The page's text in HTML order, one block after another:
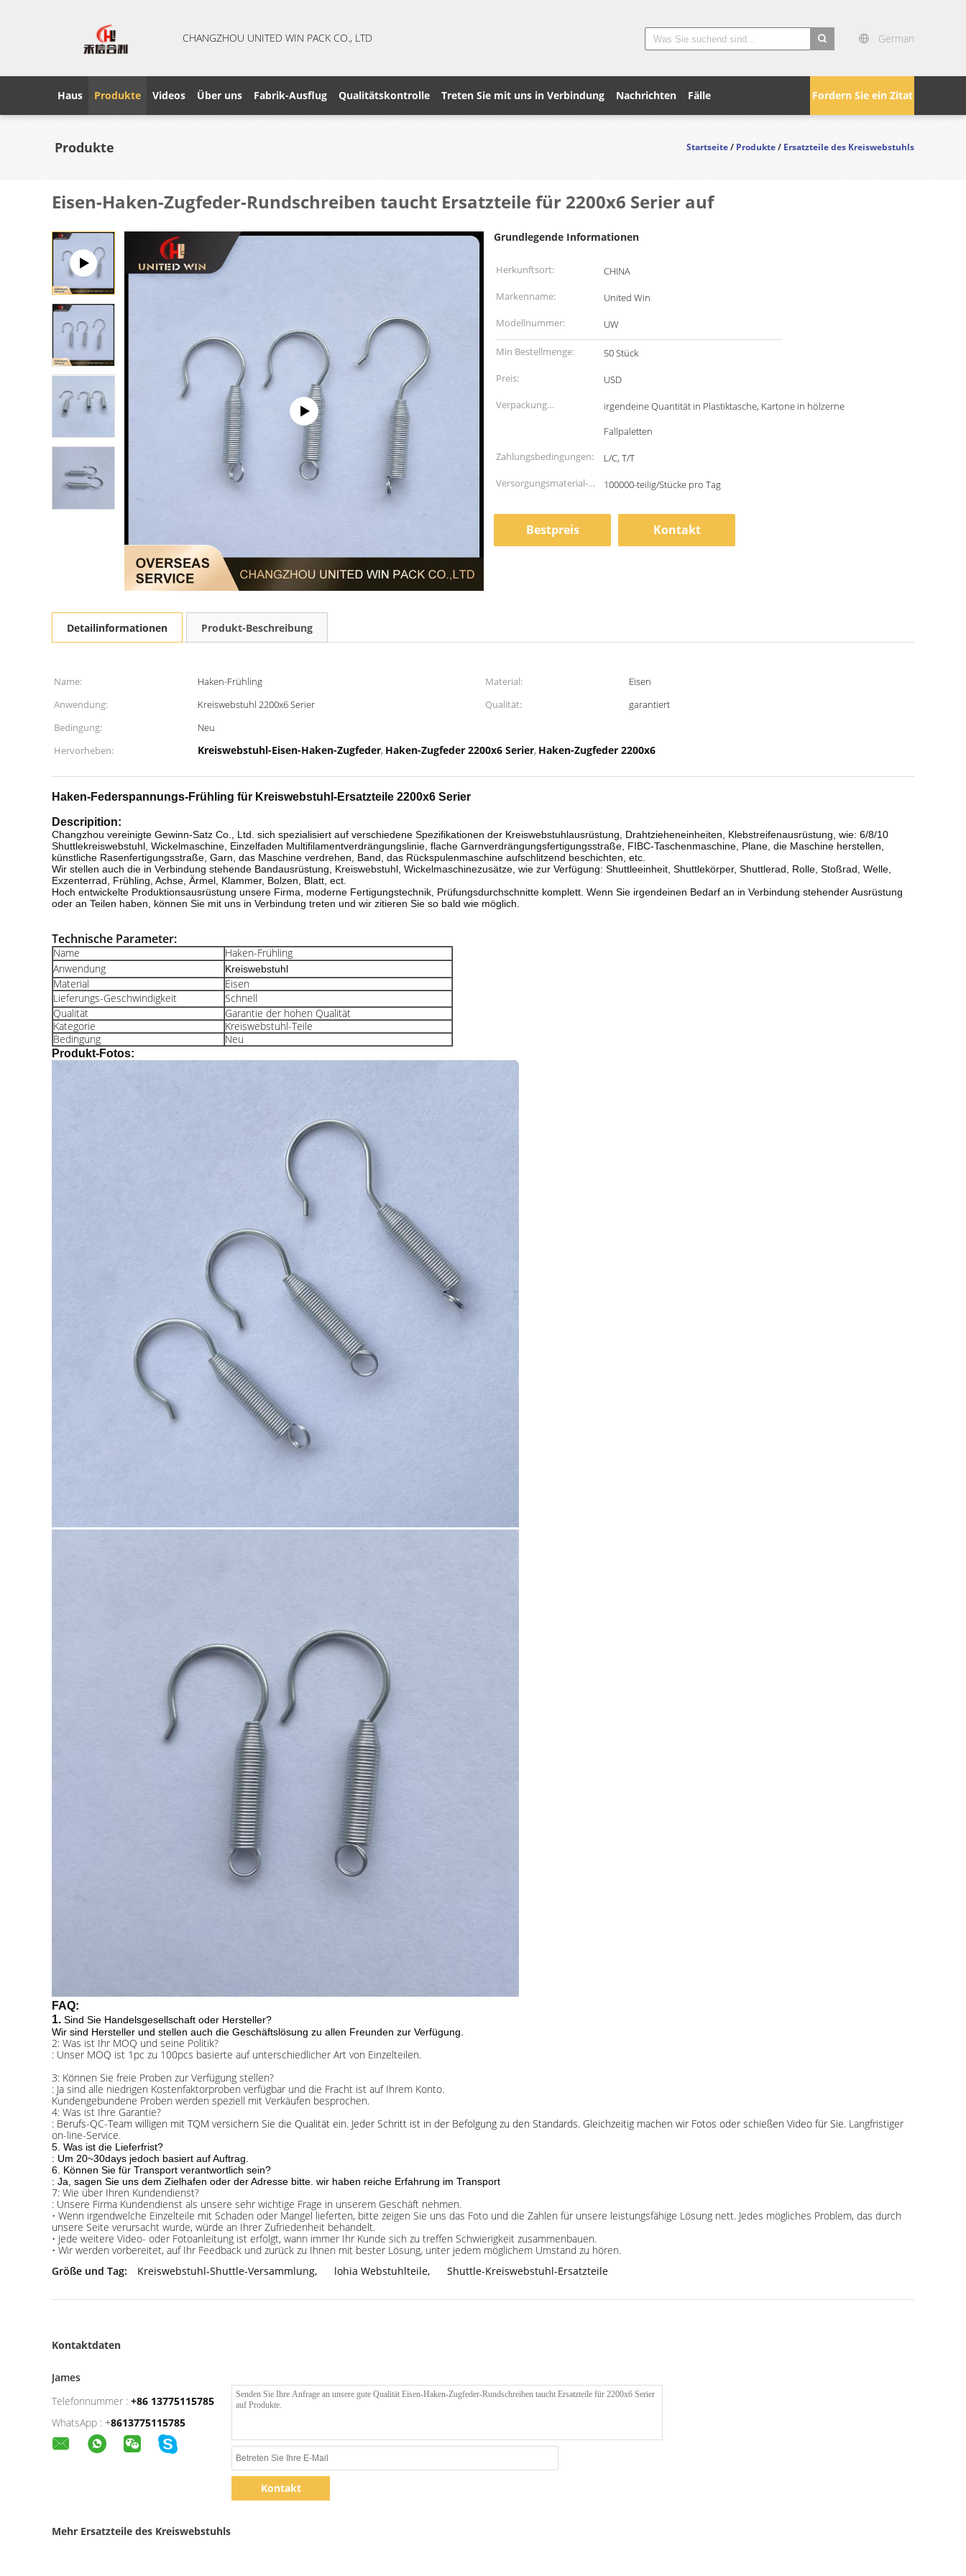
CHANGZHOU UNITED WIN PACK CO., LTD
German
Fordern Sie ein Zitat
Haus Produkte Videos Über uns Fabrik-Ausflug Qualitätskontrolle Treten Sie mit uns in Verbindung Nachrichten Fälle
Produkte Startseite/Produkte/Ersatzteile des Kreiswebstuhls
Eisen-Haken-Zugfeder-Rundschreiben taucht Ersatzteile für 2200x6 Serier auf
Grundlegende Informationen
Herkunftsort:
CHINA
Markenname:
United Win
Modellnummer:
UW
Min Bestellmenge:
50 Stück
Preis:
USD
Verpackung
irgendeine Quantität in Plastiktasche, Kartone in hölzerne
Fallpaletten
Zahlungsbedingungen:
L/C, T/T
Versorgungsmaterial-
100000-teilig/Stücke pro Tag
Bestpreis Kontakt
Detailinformationen Produkt-Beschreibung
Name: Haken-Frühling Material:
Eisen
Anwendung:
Kreiswebstuhl 2200x6 Serier Qualität:
garantiert
Bedingung:
Neu
Hervorheben:
Kreiswebstuhl-Eisen-Haken-Zugfeder, Haken-Zugfeder 2200x6 Serier, Haken-Zugfeder 2200x6
Haken-Federspannungs-Frühling für Kreiswebstuhl-Ersatzteile 2200x6 Serier
Descripition:
Changzhou vereinigte Gewinn-Satz Co., Ltd. sich spezialisiert auf verschiedene Spezifikationen der Kreiswebstuhlausrüstung, Drahtzieheneinheiten, Klebstreifenausrüstung, wie: 6/8/10
Shuttlekreiswebstuhl, Wickelmaschine, Einzelfaden Multifilamentverdrängungslinie, flache Garnverdrängungsfertigungsstraße, FIBC-Taschenmaschine, Plane, die Maschine herstellen,
künstliche Rasenfertigungsstraße, Garn, das Maschine verdrehen, Band, das Rückspulenmaschine aufschlitzend beschichten, etc.
Wir stellen auch die in Verbindung stehende Bandausrüstung, Kreiswebstuhl, Wickelmaschinezusätze, wie zur Verfügung: Shuttleeinheit, Shuttlekörper, Shuttlerad, Rolle, Stoßrad, Welle,
Exzenterrad, Frühling, Achse, Ärmel, Klammer, Bolzen, Blatt, ect.
Hoch entwickelte Produktionsausrüstung unsere Firma, moderne Fertigungstechnik, Prüfungsdurchschnitte komplett. Wenn Sie irgendeinen Bedarf an in Verbindung stehender Ausrüstung
oder an Teilen haben, können Sie mit uns in Verbindung treten und wir zitieren Sie so bald wie möglich.
Technische Parameter:
Name
Haken-Frühling
Anwendung
Kreiswebstuhl
Material
Eisen
Lieferungs-Geschwindigkeit
Schnell
Qualität
Garantie der hohen Qualität
Kategorie
Kreiswebstuhl-Teile
Bedingung
Neu
Produkt-Fotos:
FAQ:
1. Sind Sie Handelsgesellschaft oder Hersteller?
Wir sind Hersteller und stellen auch die Geschäftslösung zu allen Freunden zur Verfügung.
2: Was ist Ihr MOQ und seine Politik?
: Unser MOQ ist 1pc zu 100pcs basierte auf unterschiedlicher Art von Einzelteilen.
3: Können Sie freie Proben zur Verfügung stellen?
: Ja sind alle niedrigen Kostenfaktorproben verfügbar und die Fracht ist auf Ihrem Konto.
Kundengebundene Proben werden speziell mit Verkäufen besprochen.
4: Was ist Ihre Garantie?
: Berufs-QC-Team willigen mit TQM versichern Sie die Qualität ein. Jeder Schritt ist in der Befolgung zu den Standards. Gleichzeitig machen wir Fotos oder schießen Video für Sie. Langfristiger
on-line-Service.
5. Was ist die Lieferfrist?
: Um 20~30days jedoch basiert auf Auftrag.
6. Können Sie für Transport verantwortlich sein?
: Ja, sagen Sie uns dem Zielhafen oder der Adresse bitte. wir haben reiche Erfahrung im Transport
7: Wie über Ihren Kundendienst?
: Unsere Firma Kundendienst als unsere sehr wichtige Frage in unserem Geschäft nehmen.
• Wenn irgendwelche Einzelteile mit Schaden oder Mangel lieferten, bitte zeigen Sie uns das Foto und die Zahlen für unsere leistungsfähige Lösung nett. Jedes mögliches Problem, das durch
unsere Seite verursacht wurde, würde an Ihrer Zufriedenheit behandelt.
• Jede weitere Video- oder Fotoanleitung ist erfolgt, wann immer Ihr Kunde sich zu treffen Schwierigkeit zusammenbauen.
• Wir werden vorbereitet, auf Ihr Feedback und zurück zu Ihnen mit bester Lösung, unter jedem möglichem Umstand zu hören.
Größe und Tag:
Kreiswebstuhl-Shuttle-Versammlung, lohia Webstuhlteile, Shuttle-Kreiswebstuhl-Ersatzteile
Kontaktdaten
James
Telefonnummer : +86 13775115785
WhatsApp : +8613775115785
Kontakt
Mehr Ersatzteile des Kreiswebstuhls